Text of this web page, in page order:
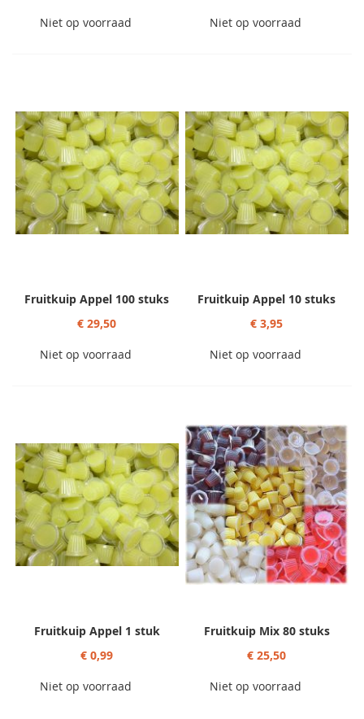
Niet op voorraad Niet op voorraad
Fruitkuip Appel 100 stuks
€ 29,50
Niet op voorraad
Fruitkuip Appel 10 stuks
€ 3,95
Niet op voorraad
Fruitkuip Appel 1 stuk
€ 0,99
Niet op voorraad
Fruitkuip Mix 80 stuks
€ 25,50
Niet op voorraad